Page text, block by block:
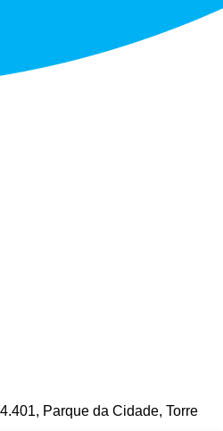
Parque da Cidade, Torre